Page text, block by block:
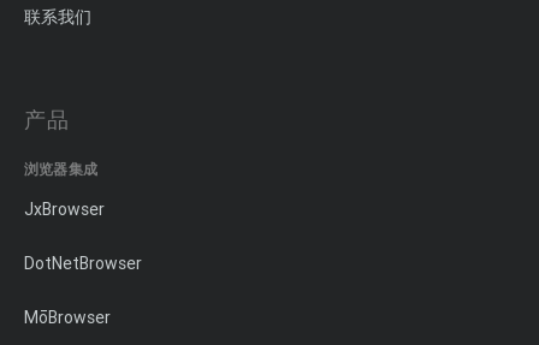
联系我们
产品
浏览器集成
JxBrowser
DotNetBrowser
MōBrowser